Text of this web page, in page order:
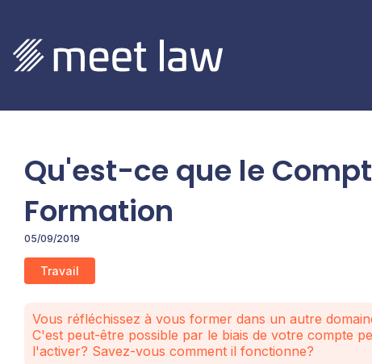
Qu'est-ce que le
Formation
05/09/2019
Travail
Vous réfléchissez à vous former dans un autre
C'est peut-être possible par le biais de votre compte
l'activer? Savez-vous comment il fonctionne?